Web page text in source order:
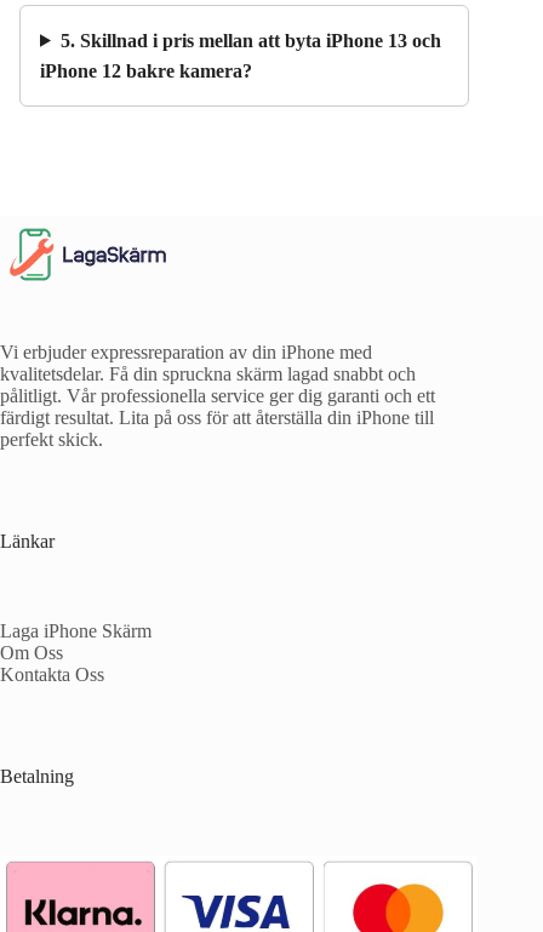
5. Skillnad i pris mellan att byta iPhone 13 och
iPhone 12 bakre kamera?
Vi erbjuder expressreparation av din iPhone med
kvalitetsdelar. Få din spruckna skärm lagad snabbt och
pålitligt. Vår professionella service ger dig garanti och ett
färdigt resultat. Lita på oss för att återställa din iPhone till
perfekt skick.
Länkar
Laga iPhone Skärm
Om Oss
Kontakta Oss
Betalning